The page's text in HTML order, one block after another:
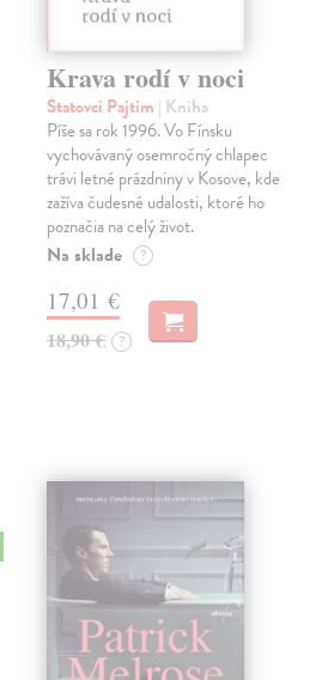
Krava rodí v noci
Statovci Pajtim | Kniha
Píše sa rok 1996. Vo Fínsku
vychovávaný osemročný chlapec
trávi letné prázdniny v Kosove, kde
zažíva čudesné udalosti, ktoré ho
poznačia na celý život.
Na sklade ?
17,01 €
18,90 € ?